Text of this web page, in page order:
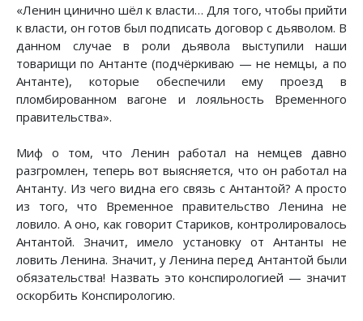
«Ленин цинично шёл к власти… Для того, чтобы прийти
к власти, он готов был подписать договор с дьяволом. В
данном случае в роли дьявола выступили наши
товарищи по Антанте (подчёркиваю — не немцы, а по
Антанте), которые обеспечили ему проезд в
пломбированном вагоне и лояльность Временного
правительства».
Миф о том, что Ленин работал на немцев давно
разгромлен, теперь вот выясняется, что он работал на
Антанту. Из чего видна его связь с Антантой? А просто
из того, что Временное правительство Ленина не
ловило. А оно, как говорит Стариков, контролировалось
Антантой. Значит, имело установку от Антанты не
ловить Ленина. Значит, у Ленина перед Антантой были
обязательства! Назвать это конспирологией — значит
оскорбить Конспирологию.